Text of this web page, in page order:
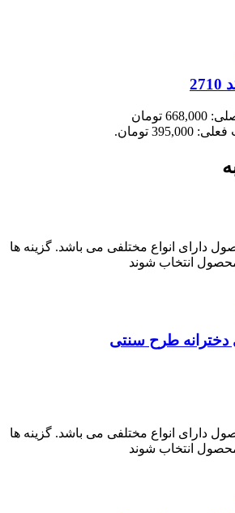
قیمت اصلی: 668,000 تومان
تومان.
دارای انواع مختلفی می باشد. گزینه ها
انتخاب شوند
دارای انواع مختلفی می باشد. گزینه ها
انتخاب شوند